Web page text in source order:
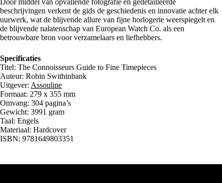
Door middel van opvallende fotografie en gedetailleerde
beschrijvingen verkent de gids de geschiedenis en innovatie achter elk
uurwerk, wat de blijvende allure van fijne horlogerie weerspiegelt en
de blijvende nalatenschap van European Watch Co. als een
betrouwbare bron voor verzamelaars en liefhebbers.
Specificaties
Titel: The Connoisseurs Guide to Fine Timepieces
Auteur: Robin Swithinbank
Uitgever: Assouline
Formaat: 279 x 355 mm
Omvang: 304 pagina’s
Gewicht: 3991 gram
Taal: Engels
Materiaal: Hardcover
ISBN: 9781649803351